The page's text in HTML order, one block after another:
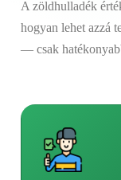
A zöldhulladék
hogyan lehet azzá
— csak